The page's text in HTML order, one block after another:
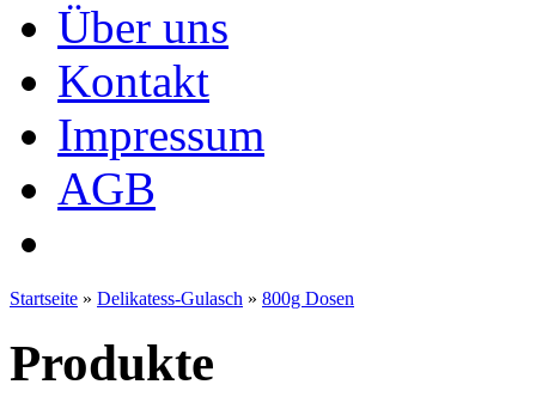
Über uns
Kontakt
Impressum
AGB
Startseite » Delikatess-Gulasch » 800g Dosen
Produkte